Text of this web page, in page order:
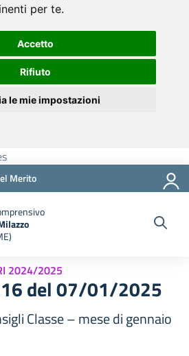
per te.
Accetto
Rifiuto
le mie impostazioni
Merito
2024/2025
del 07/01/2025
Classe – mese di gennaio